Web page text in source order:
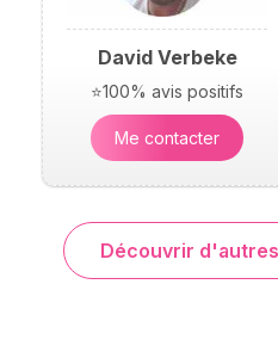
David Verbeke
⭐100% avis positifs
Me contacter
Découvrir